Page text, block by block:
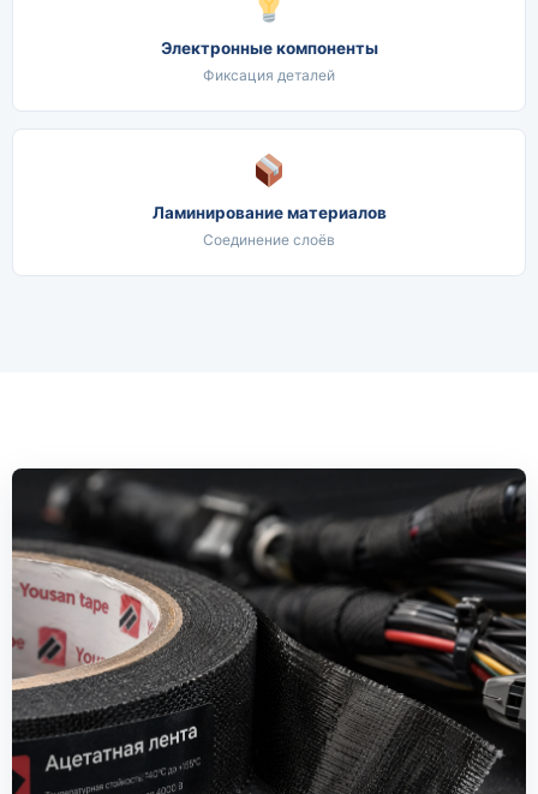
Электронные компоненты
Фиксация деталей
Ламинирование материалов
Соединение слоёв